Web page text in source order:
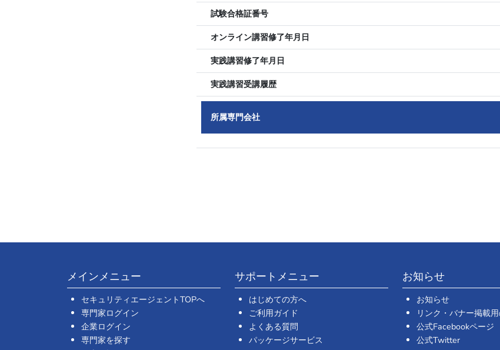
試験合格証番号
オンライン講習修了年月日
実践講習修了年月日
実践講習受講履歴
所属専門会社
メインメニュー
セキュリティエージェントTOPへ
専門家ログイン
企業ログイン
専門家を探す
サポートメニュー
はじめての方へ
ご利用ガイド
よくある質問
パッケージサービス
お知らせ
お知らせ
リンク・バナー掲載
公式Facebookページ
公式Twitter